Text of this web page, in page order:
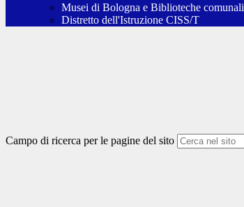
Musei di Bologna e Biblioteche comunali
Distretto dell'Istruzione CISS/T
Campo di ricerca per le pagine del sito